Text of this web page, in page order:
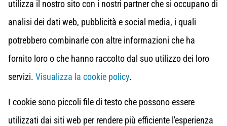
utilizza il nostro sito con i nostri partner che si occupano di
analisi dei dati web, pubblicità e social media, i quali
potrebbero combinarle con altre informazioni che ha
fornito loro o che hanno raccolto dal suo utilizzo dei loro
servizi. Visualizza la cookie policy.
I cookie sono piccoli file di testo che possono essere
utilizzati dai siti web per rendere più efficiente l'esperienza